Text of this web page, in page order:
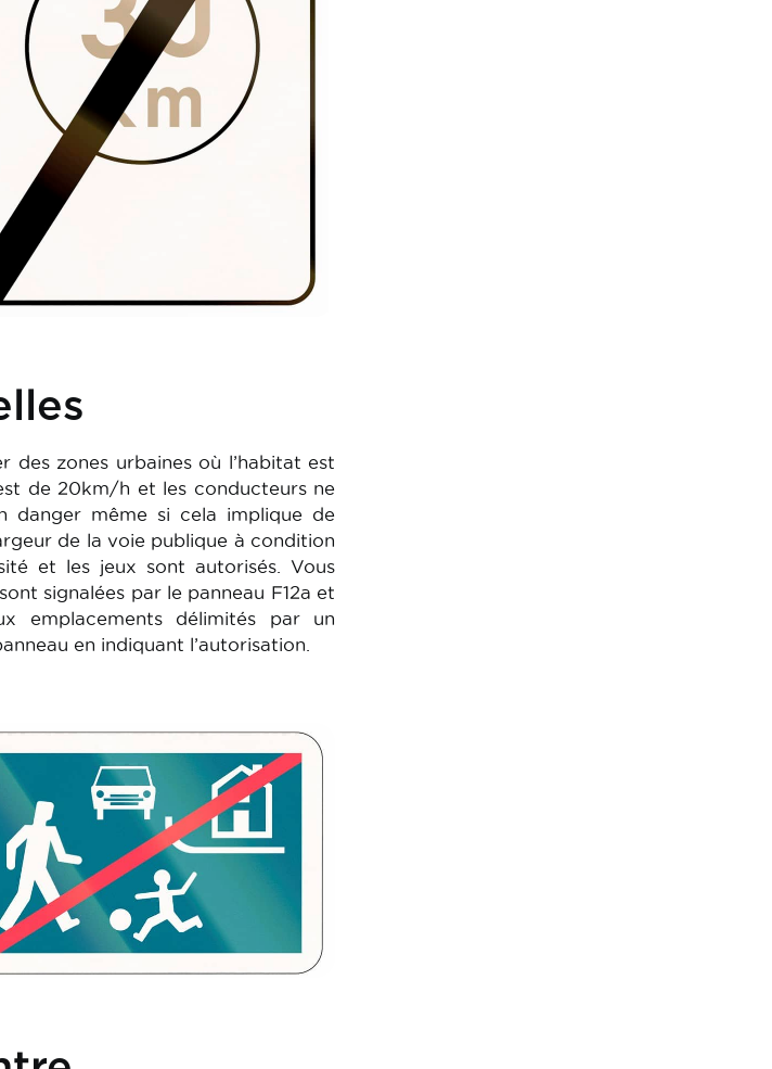
zones urbaines où l’habitat est
de 20km/h et les conducteurs ne
danger même si cela implique de
de la voie publique à condition
et les jeux sont autorisés. Vous
signalées par le panneau F12a et
emplacements délimités par un
en indiquant l’autorisation.